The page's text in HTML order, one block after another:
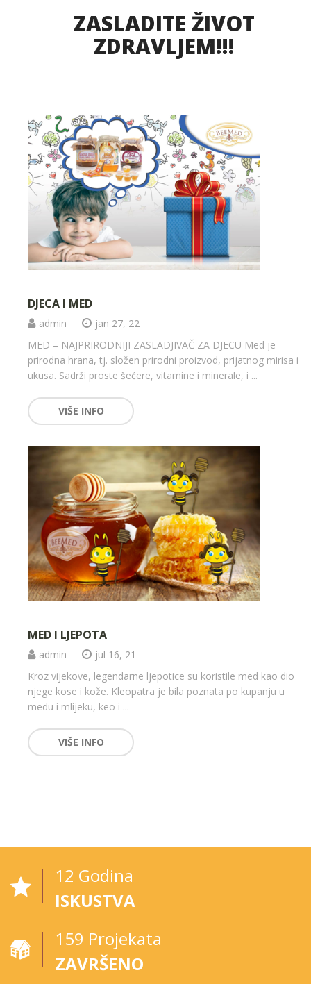
ZASLADITE ŽIVOT
ZDRAVLJEM!!!
DJECA I MED
admin
jan 27, 22
MED – NAJPRIRODNIJI ZASLADJIVAČ ZA DJECU Med je
prirodna hrana, tj. složen prirodni proizvod, prijatnog mirisa i
ukusa. Sadrži proste šećere, vitamine i minerale, i ...
VIŠE INFO
MED I LJEPOTA
admin
jul 16, 21
Kroz vijekove, legendarne ljepotice su koristile med kao dio
njege kose i kože. Kleopatra je bila poznata po kupanju u
medu i mlijeku, keo i ...
VIŠE INFO
13 Godina
ISKUSTVA
198 Projekata
ZAVRŠENO